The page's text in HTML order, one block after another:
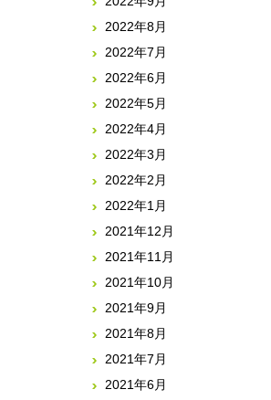
2022年8月
2022年7月
2022年6月
2022年5月
2022年4月
2022年3月
2022年2月
2022年1月
2021年12月
2021年11月
2021年10月
2021年9月
2021年8月
2021年7月
2021年6月